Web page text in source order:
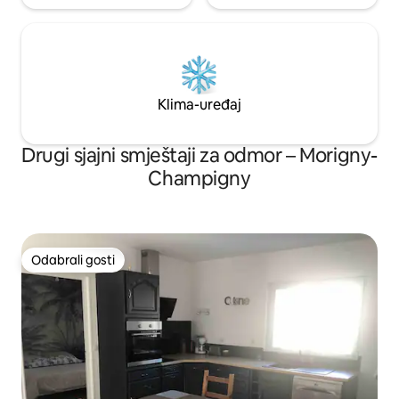
Klima-uređaj
Drugi sjajni smještaji za odmor – Morigny-
Champigny
Odabrali gosti
Odabrali gosti